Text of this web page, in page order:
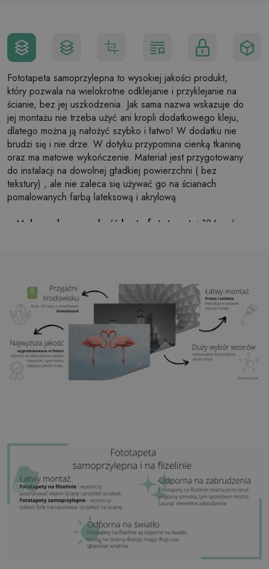
Fototapeta samoprzylepna to wysokiej jakości produkt,
który pozwala na wielokrotne odklejanie i przyklejanie na
ścianie, bez jej uszkodzenia. Jak sama nazwa wskazuje do
jej montażu nie trzeba użyć ani kropli dodatkowego kleju,
dlatego można ją nałożyć szybko i łatwo! W dodatku nie
brudzi się i nie drze. W dotyku przypomina cienką tkaninę
oraz ma matowe wykończenie. Materiał jest przygotowany
do instalacji na dowolnej gładkiej powierzchni ( bez
tekstury) , ale nie zaleca się używać go na ścianach
pomalowanych farbą lateksową i akrylową.
Maksymalna szerokość brytu fototapety: 124cm (w
Klej:Niepotrzebny
Zastosowanie:
Salon, sypialnia, pomieszczenia
biurowe, przedpokój i wiele innych